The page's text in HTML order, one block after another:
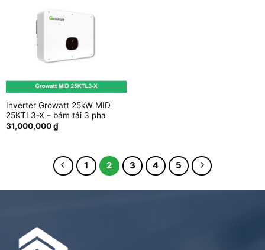
Inverter Growatt 25kW MID
25KTL3-X – bám tải 3 pha
31,000,000₫
1 2 3 4 5